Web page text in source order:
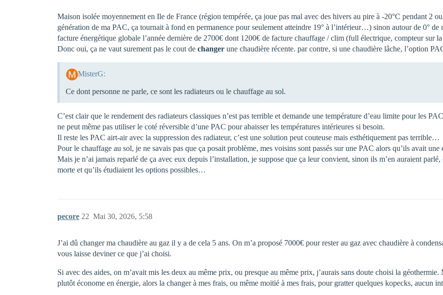
Maison isolée moyennement en Ile de France (région tempérée, ça joue pas mal avec des hivers au pire à -20°C pendant 2
génération de ma PAC, ça tournait à fond en permanence pour seulement atteindre 19° à l’intérieur…) sinon autour de 0° de
facture énergétique globale l’année dernière de 2700€ dont 1200€ de facture chauffage / clim (full électrique, compteur sur
Donc oui, ça ne vaut surement pas le cout de changer une chaudière récente. par contre, si une chaudière lâche, l’option
MisterG:
Ce dont personne ne parle, ce sont les radiateurs ou le chauffage au sol.
C’est clair que le rendement des radiateurs classiques n’est pas terrible et demande une température d’eau limite pour les
ne peut même pas utiliser le coté réversible d’une PAC pour abaisser les températures intérieures si besoin.
Il reste les PAC airt-air avec la suppression des radiateur, c’est une solution peut couteuse mais esthétiquement pas terrible…
Pour le chauffage au sol, je ne savais pas que ça posait problème, mes voisins sont passés sur une PAC alors qu’ils avait
Mais je n’ai jamais reparlé de ça avec eux depuis l’installation, je suppose que ça leur convient, sinon ils m’en auraient
morte et qu’ils étudiaient les options possibles…
pecore Mai 30, 2026, 5:58
22
J’ai dû changer ma chaudière au gaz il y a de cela 5 ans. On m’a proposé 7000€ pour rester au gaz avec chaudière à
vous laisse deviner ce que j’ai choisi.
Si avec des aides, on m’avait mis les deux au même prix, ou presque au même prix, j’aurais sans doute choisi la
plutôt économe en énergie, alors la changer à mes frais, ou même moitié à mes frais, pour gratter quelques kopecks, aucun